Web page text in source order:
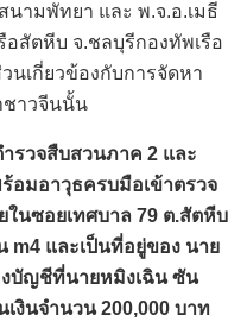
นามพัทยา และ พ.จ.อ.เมธี
อสัตหีบ จ.ชลบุรีกองทัพเรือ
นเกี่ยวข้องกับการจัดหา
ชาวจีนนั้น
ำรวจสืบสวนภาค 2 และ
อมอาวุธครบมือเข้าตรวจ
นซอยเทศบาล 79 ต.สัตหีบ
m4 และเป็นที่อยู่ของ นาย
งบัญชีที่นายหมิงเฉิน ซัน
งินจำนวน 200,000 บาท